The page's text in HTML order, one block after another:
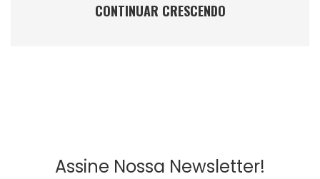
CONTINUAR CRESCENDO
Assine Nossa Newsletter!